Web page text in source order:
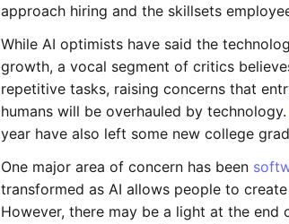
approach hiring and the skillsets
While AI optimists have said the
growth, a vocal segment of critics
repetitive tasks, raising concerns that
humans will be overhauled by technology.
year have also left some new college
One major area of concern has been
transformed as AI allows people to
However, there may be a light at the end